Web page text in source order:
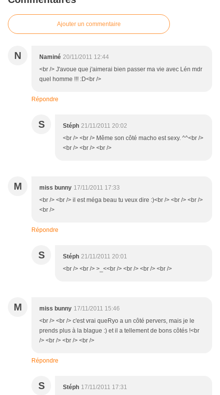
Ajouter un commentaire
N Naminé 20/11/2011 12:44
<br /> J'avoue que j'aimerai bien passer ma vie avec Lén mdr
quel homme !!! :D<br />
Répondre
S Stéph 21/11/2011 20:02
<br /> <br /> Même son côté macho est sexy. ^^<br />
<br /> <br /> <br />
M miss bunny 17/11/2011 17:33
<br /> <br /> il est méga beau tu veux dire :)<br /> <br /> <br />
<br />
Répondre
S Stéph 21/11/2011 20:01
<br /> <br /> >_<<br /> <br /> <br /> <br />
M miss bunny 17/11/2011 15:46
<br /> <br /> c'est vrai queRyo a un côté pervers, mais je le
prends plus à la blague :) et il a tellement de bons côtés !<br
/> <br /> <br /> <br />
Répondre
S Stéph 17/11/2011 17:31